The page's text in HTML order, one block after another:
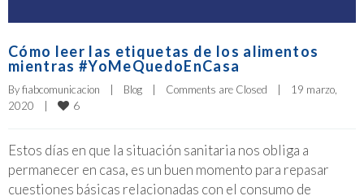
Cómo leer las etiquetas de los alimentos
mientras #YoMeQuedoEnCasa
By fiabcomunicacion | Blog | Comments are Closed |
19 marzo,
2020
| 6
Estos días en que la situación sanitaria nos obliga a
permanecer en casa, es un buen momento para repasar
cuestiones básicas relacionadas con el consumo de